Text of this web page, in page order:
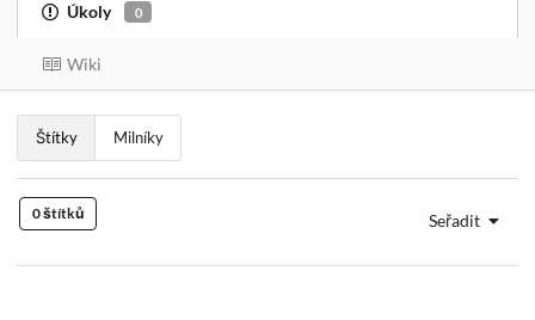
Úkoly 0
Wiki
Štítky Milníky
Seřadit
0 štítků